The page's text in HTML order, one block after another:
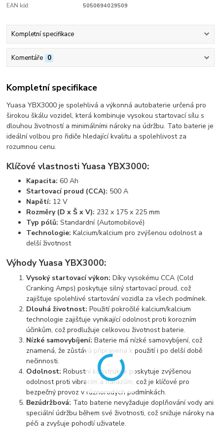
EAN kód: 5050694029509
Kompletní specifikace
Komentáře 0
Kompletní specifikace
Yuasa YBX3000 je spolehlivá a výkonná autobaterie určená pro
širokou škálu vozidel, která kombinuje vysokou startovací sílu s
dlouhou životností a minimálními nároky na údržbu. Tato baterie je
ideální volbou pro řidiče hledající kvalitu a spolehlivost za
rozumnou cenu.
Klíčové vlastnosti Yuasa YBX3000:
Kapacita: 60 Ah
Startovací proud (CCA): 500 A
Napětí: 12 V
Rozměry (D x Š x V): 232 x 175 x 225 mm
Typ pólů: Standardní (Automobilové)
Technologie: Kalcium/kalcium pro zvýšenou odolnost a
delší životnost
Výhody Yuasa YBX3000:
Vysoký startovací výkon: Díky vysokému CCA (Cold
Cranking Amps) poskytuje silný startovací proud, což
zajišťuje spolehlivé startování vozidla za všech podmínek.
Dlouhá životnost: Použití pokročilé kalcium/kalcium
technologie zajišťuje vynikající odolnost proti korozním
účinkům, což prodlužuje celkovou životnost baterie.
Nízké samovybíjení: Baterie má nízké samovybíjení, což
znamená, že zůstává připravena k použití i po delší době
nečinnosti.
Odolnost: Robustní konstrukce poskytuje zvýšenou
odolnost proti vibracím a nárazům, což je klíčové pro
bezpečný provoz v různorodých podmínkách.
Bezúdržbová: Tato baterie nevyžaduje doplňování vody ani
speciální údržbu během své životnosti, což snižuje nároky na
péči a zvyšuje pohodlí uživatele.